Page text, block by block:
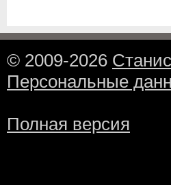
© 2009-2026
Персональные
Полная версия